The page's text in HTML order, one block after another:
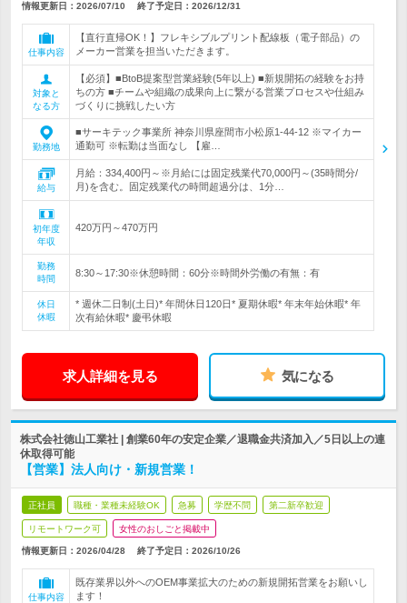
情報更新日：2026/07/10 終了予定日： 2026/12/31
仕事内容
【直行直帰OK！】フレキシブルプリント配線板（電子部品）の
メーカー営業を担当いただきます。
対象と
なる方
【必須】■BtoB提案型営業経験(5年以上) ■新規開拓の経験をお持
ちの方 ■チームや組織の成果向上に繋がる営業プロセスや仕組み
づくりに挑戦したい方
勤務地
■サーキテック事業所 神奈川県座間市小松原1-44-12 ※マイカー
通勤可 ※転勤は当面なし 【雇…
給与
月給：334,400円～※月給には固定残業代70,000円～(35時間分/
月)を含む。固定残業代の時間超過分は、1分…
初年度
年収
420万円～470万円
勤務
時間
8:30～17:30※休憩時間：60分※時間外労働の有無：有
休日
休暇
* 週休二日制(土日)* 年間休日120日* 夏期休暇* 年末年始休暇* 年
次有給休暇* 慶弔休暇
求人詳細を見る 気になる
株式会社徳山工業社 | 創業60年の安定企業／退職金共済加入／5日以上の連
休取得可能
【営業】法人向け・新規営業！
正社員 職種・業種未経験OK 急募 学歴不問 第二新卒歓迎
リモートワーク可 女性のおしごと掲載中
情報更新日：2026/04/28 終了予定日： 2026/10/26
仕事内容
既存業界以外へのOEM事業拡大のための新規開拓営業をお願いし
ます！